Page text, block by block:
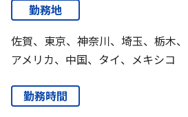
勤務地
佐賀、東京、神奈川、埼玉、栃木
アメリカ、中国、タイ、メキシコ
勤務時間